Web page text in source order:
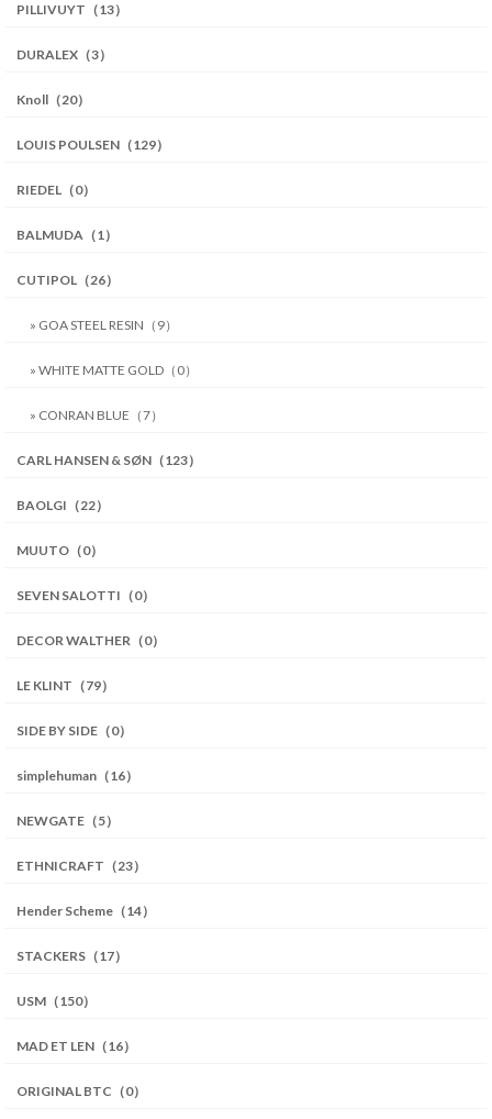
PILLIVUYT（13）
DURALEX（3）
Knoll（20）
LOUIS POULSEN（129）
RIEDEL（0）
BALMUDA（1）
CUTIPOL（26）
» GOA STEEL RESIN（9）
» WHITE MATTE GOLD（0）
» CONRAN BLUE（7）
CARL HANSEN & SØN（123）
BAOLGI（22）
MUUTO（0）
SEVEN SALOTTI（0）
DECOR WALTHER（0）
LE KLINT（79）
SIDE BY SIDE（0）
simplehuman（16）
NEWGATE（5）
ETHNICRAFT（23）
Hender Scheme（14）
STACKERS（17）
USM（150）
MAD ET LEN（16）
ORIGINAL BTC（0）